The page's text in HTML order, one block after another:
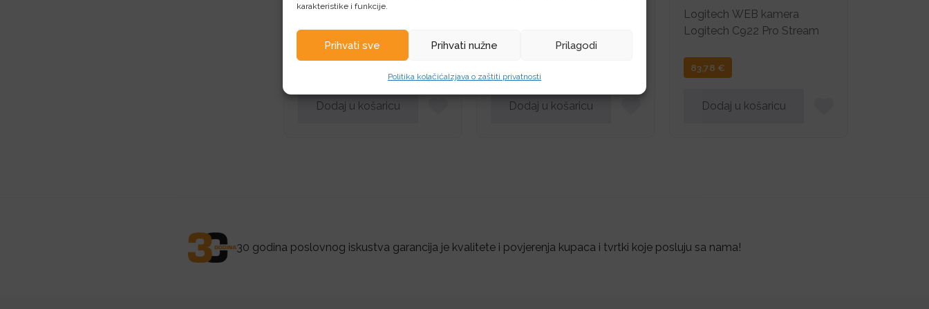
karakteristike i funkcije.
Prihvati sve Prihvati nužne Prilagodi
Politika kolačićaIzjava o zaštiti privatnosti
Logitech WEB kamera
Logitech C310 HD
Dodaj u košaricu Dodaj u košaricu
Logitech WEB kamera
Logitech C922 Pro Stream
83,78 €
Dodaj u košaricu
30 godina poslovnog iskustva garancija je kvalitete i povjerenja kupaca i tvrtki koje posluju sa nama!